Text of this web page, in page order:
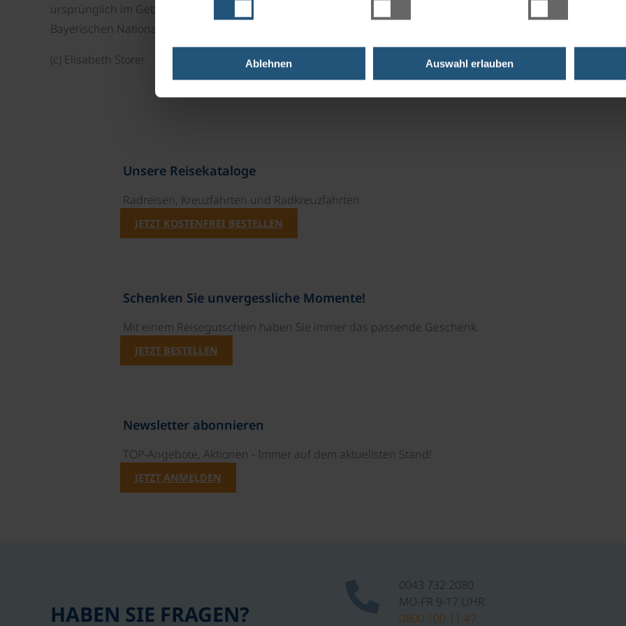
Ablehnen Auswahl erlauben
ursprünglich im Gebäude befindliche vertäfelte Holzkabinett, ebenfalls aus der Renaissance ist heute im
Bayerischen Nationalmuseum in München ausgestellt.
(c) Elisabeth Storer
Unsere Reisekataloge
Radreisen, Kreuzfahrten und Radkreuzfahrten
JETZT KOSTENFREI BESTELLEN
Schenken Sie unvergessliche Momente!
Mit einem Reisegutschein haben Sie immer das passende Geschenk.
JETZT BESTELLEN
Newsletter abonnieren
TOP-Angebote, Aktionen - Immer auf dem aktuellsten Stand!
JETZT ANMELDEN
HABEN SIE FRAGEN?
0043 732 2080
MO-FR 9-17 UHR
0800 100 11 47